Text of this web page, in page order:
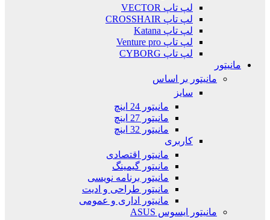
لپ تاپ VECTOR
لپ تاپ CROSSHAIR
لپ تاپ Katana
لپ تاپ Venture pro
لپ تاپ CYBORG
مانیتور
مانیتور بر اساس
سایز
مانیتور 24 اینچ
مانیتور 27 اینچ
مانیتور 32 اینچ
کاربری
مانیتور اقتصادی
مانیتور گیمینگ
مانیتور برنامه نویسی
مانیتور طراحی و ادیت
مانیتور اداری و عمومی
مانیتور ایسوس ASUS